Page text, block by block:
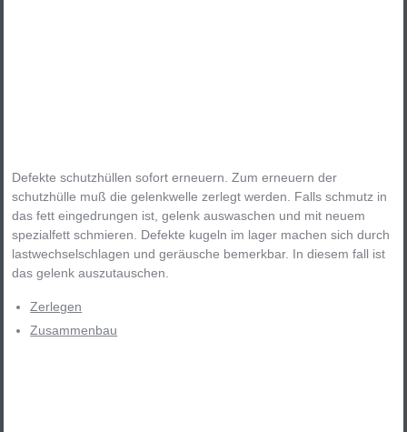
Defekte schutzhüllen sofort erneuern. Zum erneuern der
schutzhülle muß die gelenkwelle zerlegt werden. Falls schmutz in
das fett eingedrungen ist, gelenk auswaschen und mit neuem
spezialfett schmieren. Defekte kugeln im lager machen sich durch
lastwechselschlagen und geräusche bemerkbar. In diesem fall ist
das gelenk auszutauschen.
Zerlegen
Zusammenbau